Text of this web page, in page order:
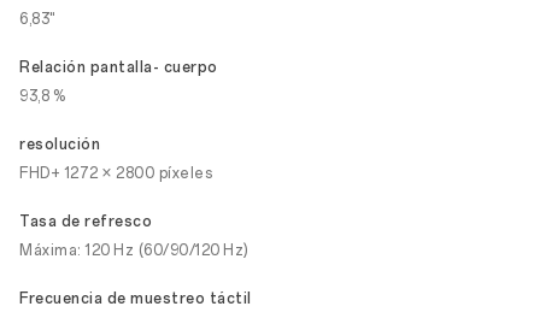
6,83"
Relación pantalla- cuerpo
93,8 %
resolución
FHD+ 1272 × 2800 píxeles
Tasa de refresco
Máxima: 120 Hz (60/90/120 Hz)
Frecuencia de muestreo táctil